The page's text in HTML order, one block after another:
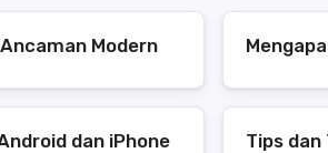
Modern
dan iPhone Tips